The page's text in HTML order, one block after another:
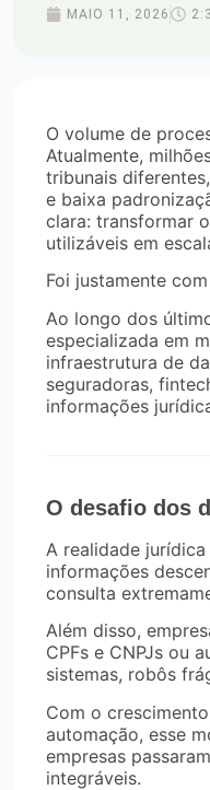
MAIO 11, 2026
O volume de
Atualmente,
tribunais
e baixa
clara: transformar
utilizáveis em
Foi justamente
Ao longo dos
especializada em
infraestrutura de
seguradoras,
informações
O desafio dos
A realidade
informações
consulta
Além disso,
CPFs e CNPJs ou
sistemas, robôs
Com o
automação, esse
empresas
integráveis.